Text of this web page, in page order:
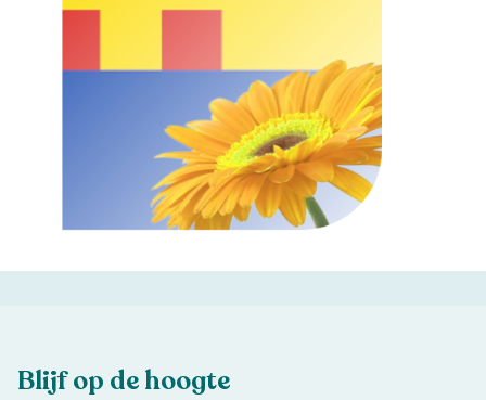
Blijf op de hoogte